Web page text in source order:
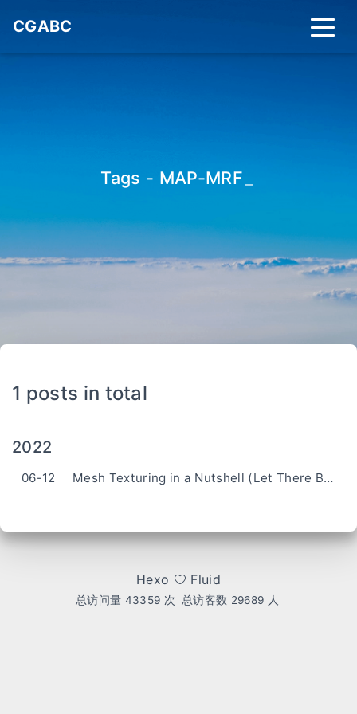
CGABC
Tags - MAP-MRF
1 posts in total
2022
06-12 Mesh Texturing in a Nutshell (Let There Be Color)
Hexo Fluid
总访问量 43359 次 总访客数 29689 人